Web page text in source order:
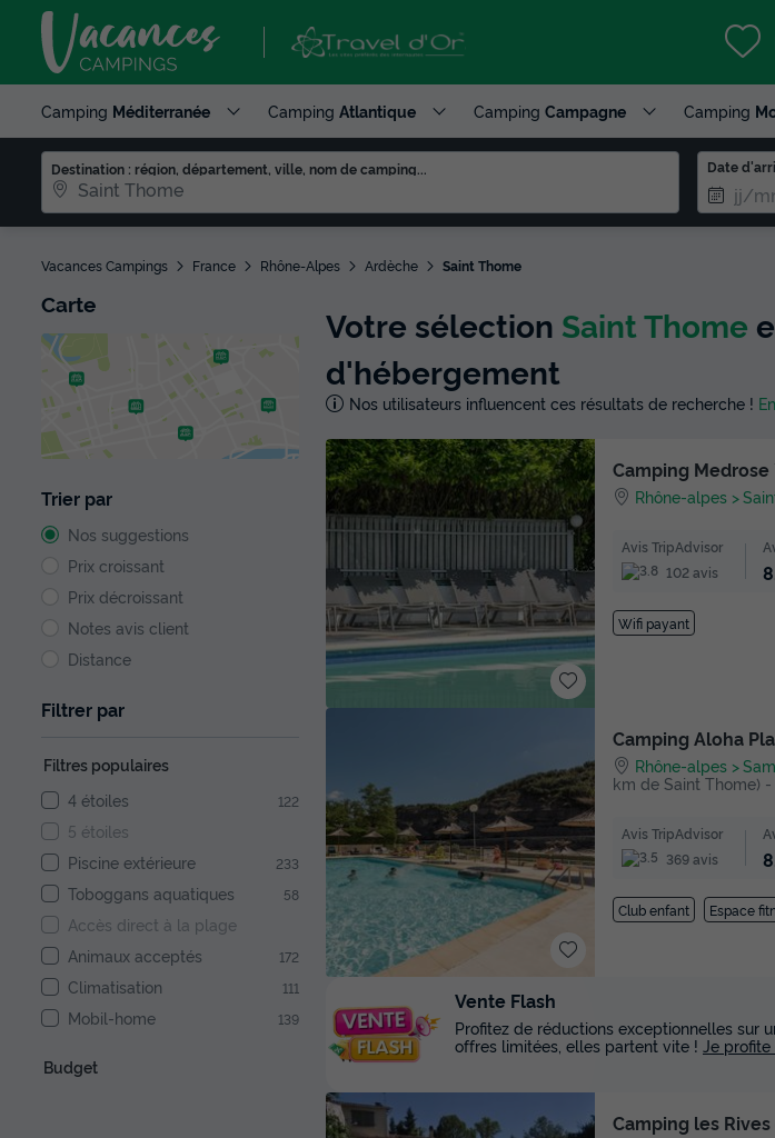
Camping Méditerranée Camping Atlantique Camping Campagne Camping
Destination : région, département, ville, nom de camping... Date
Vacances Campings France Rhône-Alpes Ardèche Saint Thome
Carte
Trier par
Nos suggestions
Prix croissant
Prix décroissant
Notes avis client
Distance
Filtrer par
Filtres populaires
4 étoiles
122
5 étoiles
Piscine extérieure
233
Toboggans aquatiques 58
Accès direct à la plage
Animaux acceptés
172
Climatisation 111
Mobil-home 139
Budget
Votre sélection Saint Thome
d'hébergement
Nos utilisateurs influencent ces résultats de recherche !
Camping Medrose
Rhône-alpes
Avis TripAdvisor
102 avis
Wifi payant
Camping Aloha
Rhône-alpes
km de Saint Thome) -
Avis TripAdvisor
369 avis
Club enfant Espace
Camping les
Vente Flash
Profitez de réductions exceptionnelles sur
offres limitées, elles partent vite ! Je